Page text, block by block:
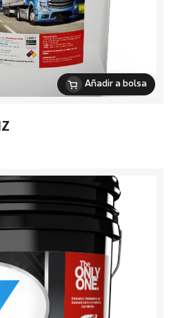
Añadir a bolsa